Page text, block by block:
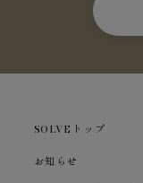
SOLVEトップ
お知らせ